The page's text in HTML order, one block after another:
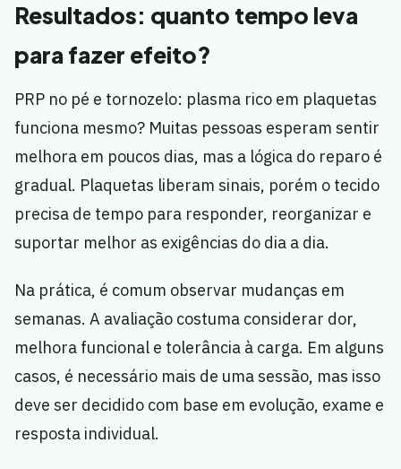
Resultados: quanto tempo leva
para fazer efeito?
PRP no pé e tornozelo: plasma rico em plaquetas
funciona mesmo? Muitas pessoas esperam sentir
melhora em poucos dias, mas a lógica do reparo é
gradual. Plaquetas liberam sinais, porém o tecido
precisa de tempo para responder, reorganizar e
suportar melhor as exigências do dia a dia.
Na prática, é comum observar mudanças em
semanas. A avaliação costuma considerar dor,
melhora funcional e tolerância à carga. Em alguns
casos, é necessário mais de uma sessão, mas isso
deve ser decidido com base em evolução, exame e
resposta individual.